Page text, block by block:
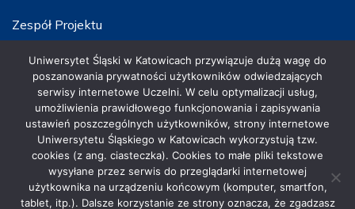
Zespół Projektu
Szkolenia
Uniwersytet Śląski w Katowicach przywiązuje dużą wagę do
poszanowania prywatności użytkowników odwiedzających
serwisy internetowe Uczelni. W celu optymalizacji usług,
umożliwienia prawidłowego funkcjonowania i zapisywania
ustawień poszczególnych użytkowników, strony internetowe
Uniwersytetu Śląskiego w Katowicach wykorzystują tzw.
cookies (z ang. ciasteczka). Cookies to małe pliki tekstowe
wysyłane przez serwis do przeglądarki internetowej
użytkownika na urządzeniu końcowym (komputer, smartfon,
tablet, itp.). Dalsze korzystanie ze strony oznacza, że zgadzasz